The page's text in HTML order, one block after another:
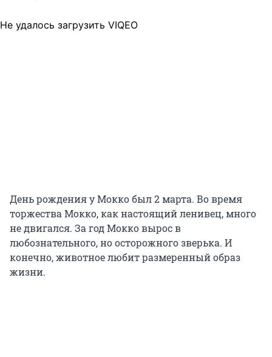
Не удалось загрузить VIQEO
День рождения у Мокко был 2 марта. Во время
торжества Мокко, как настоящий ленивец, много
не двигался. За год Мокко вырос в
любознательного, но осторожного зверька. И
конечно, животное любит размеренный образ
жизни.